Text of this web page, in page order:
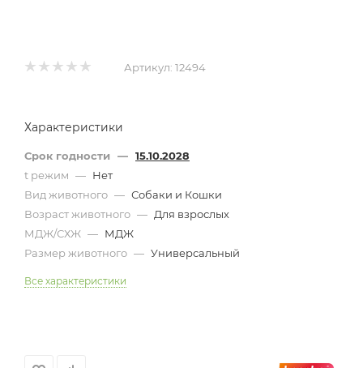
Артикул: 12494
Характеристики
Срок годности — 15.10.2028
t режим — Нет
Вид животного — Собаки и Кошки
Возраст животного — Для взрослых
МДЖ/СХЖ — МДЖ
Размер животного — Универсальный
Все характеристики